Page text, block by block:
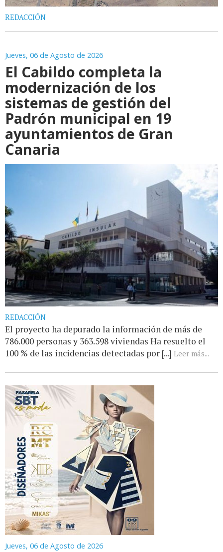
REDACCIÓN
Jueves, 06 de Agosto de 2026
El Cabildo completa la
modernización de los
sistemas de gestión del
Padrón municipal en 19
ayuntamientos de Gran
Canaria
REDACCIÓN
El proyecto ha depurado la información de más de
786.000 personas y 363.598 viviendas Ha resuelto el
100 % de las incidencias detectadas por [...] Leer más...
Jueves, 06 de Agosto de 2026